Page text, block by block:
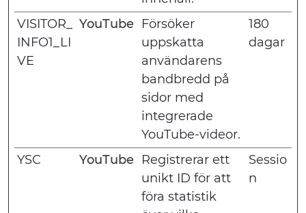
VISITOR_
INFO1_LI
VE
YouTube Försöker
uppskatta
användarens
bandbredd på
sidor med
integrerade
YouTube-videor.
180
dagar
YSC YouTube Registrerar ett
unikt ID för att
föra statistik
Sessio
n